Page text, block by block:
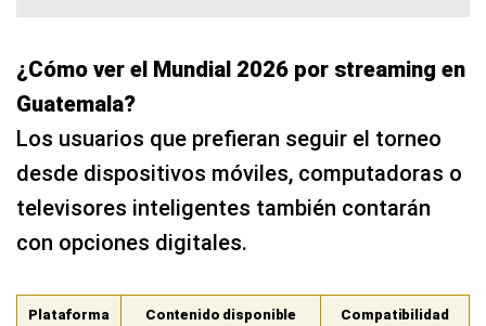
¿Cómo ver el Mundial 2026 por streaming en
Guatemala?
Los usuarios que prefieran seguir el torneo
desde dispositivos móviles, computadoras o
televisores inteligentes también contarán
con opciones digitales.
Plataforma Contenido disponible Compatibilidad